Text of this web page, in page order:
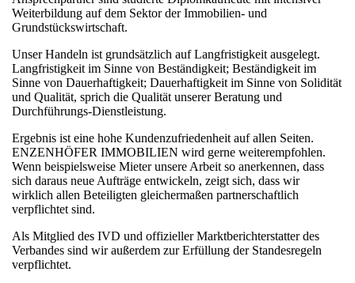
Weiterbildung auf dem Sektor der Immobilien- und
Grundstückswirtschaft.
Unser Handeln ist grundsätzlich auf Langfristigkeit ausgelegt.
Langfristigkeit im Sinne von Beständigkeit; Beständigkeit im
Sinne von Dauerhaftigkeit; Dauerhaftigkeit im Sinne von Solidität
und Qualität, sprich die Qualität unserer Beratung und
Durchführungs-Dienstleistung.
Ergebnis ist eine hohe Kundenzufriedenheit auf allen Seiten.
ENZENHÖFER IMMOBILIEN wird gerne weiterempfohlen.
Wenn beispielsweise Mieter unsere Arbeit so anerkennen, dass
sich daraus neue Aufträge entwickeln, zeigt sich, dass wir
wirklich allen Beteiligten gleichermaßen partnerschaftlich
verpflichtet sind.
Als Mitglied des IVD und offizieller Marktberichterstatter des
Verbandes sind wir außerdem zur Erfüllung der Standesregeln
verpflichtet.